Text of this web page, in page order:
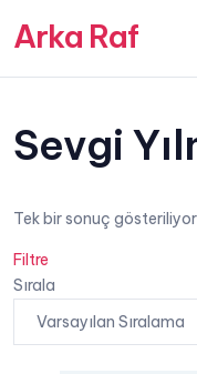
Arka Raf
ANA SAYFA
HAKKIMIZDA
KİTAP SATIŞ
YAZARLARIMIZ
YAYIN PAKETLERİMİZ
Sevgi
Tek bir sonuç gösteriliyor
Filtre
Sırala